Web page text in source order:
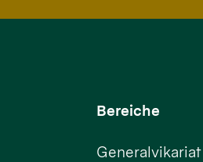
Bereiche
Generalvikariat